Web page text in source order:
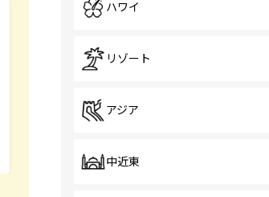
ハワイ
リゾート
アジア
中近東